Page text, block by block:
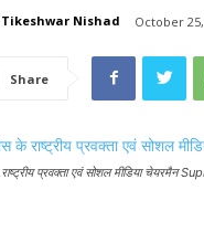
Tikeshwar Nishad October
Share
प्रवक्ता एवं सोशल मीडिया चेयरमैन